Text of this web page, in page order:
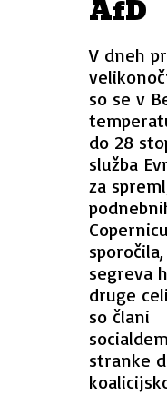
AfD
V dneh
so se v
do 28
služba
za
segreva
druge
so člani
stranke